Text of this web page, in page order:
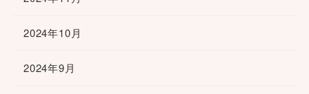
2024年10月
2024年9月